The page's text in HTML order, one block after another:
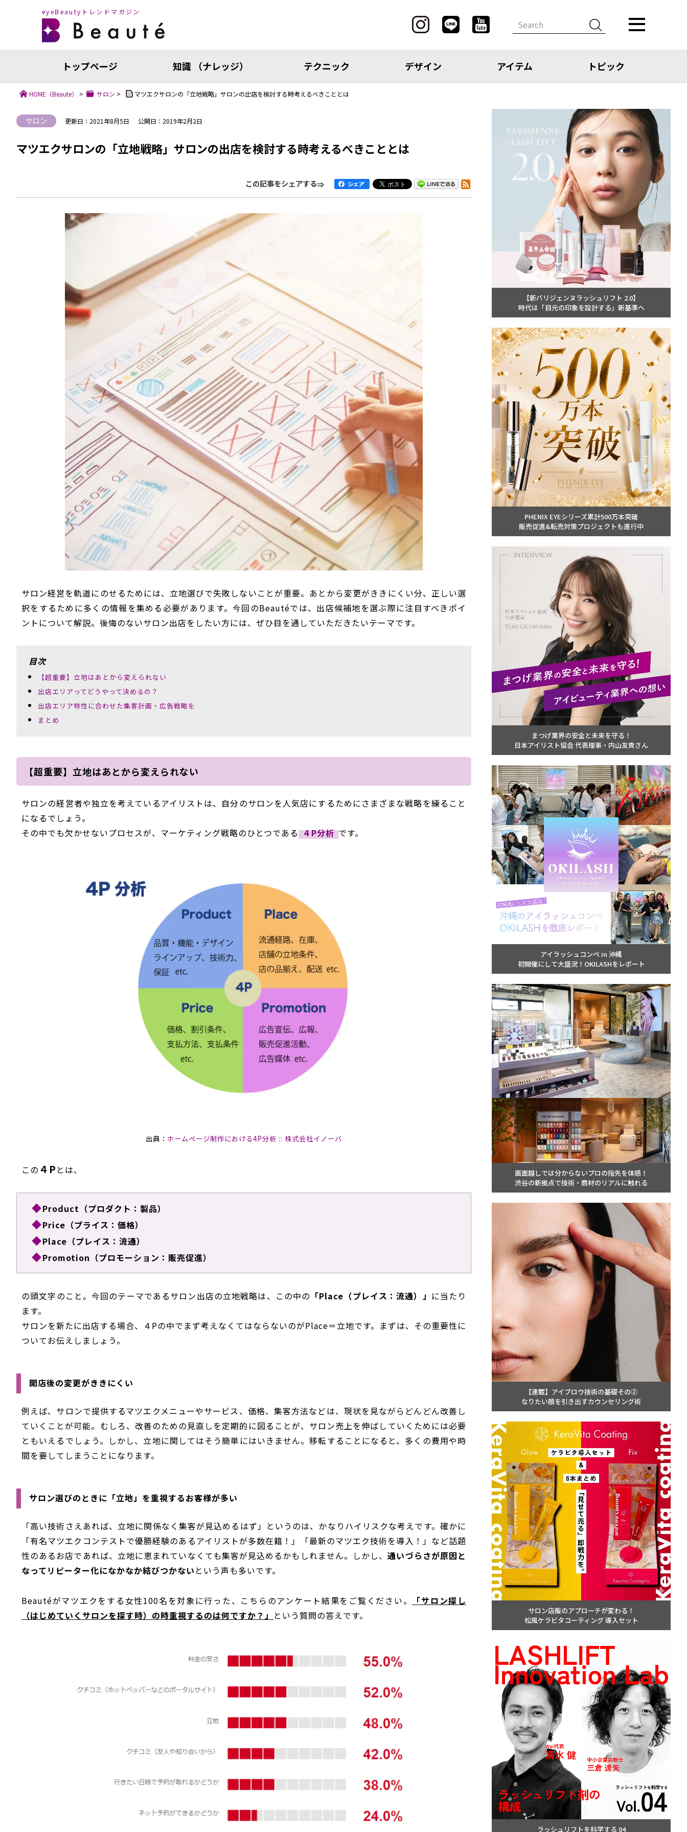
eyeBeautyトレンドマガジン
トップページ 知識 （ナレッジ） テクニック デザイン アイテム トピック
HOME （Beaute） > サロン > マツエクサロンの「立地戦略」サロンの出店を検討する時考えるべきこととは
サロン 更新日：2021年8月5日 公開日：2019年2月2日
マツエクサロンの「立地戦略」サロンの出店を検討する時考えるべきこととは
この記事をシェアする
サロン経営を軌道にのせるためには、立地選びで失敗しないことが重要。あとから変更がききにくい分、正しい選
択をするために多くの情報を集める必要があります。今回のBeautéでは、出店候補地を選ぶ際に注目すべきポイ
ントについて解説。後悔のないサロン出店をしたい方には、ぜひ目を通していただきたいテーマです。
目次
【超重要】立地はあとから変えられない
出店エリアってどうやって決めるの？
出店エリア特性に合わせた集客計画・広告戦略を
まとめ
【超重要】立地はあとから変えられない
サロンの経営者や独立を考えているアイリストは、自分のサロンを人気店にするためにさまざまな戦略を練ること
になるでしょう。
その中でも欠かせないプロセスが、マーケティング戦略のひとつである ４P分析 です。
出典： ホームページ制作における4P分析 :: 株式会社イノーバ
この ４P とは、
Product（プロダクト：製品）
Price（プライス：価格）
Place（プレイス：流通）
Promotion（プロモーション：販売促進）
の頭文字のこと。今回のテーマであるサロン出店の立地戦略は、この中の 「Place（プレイス：流通）」 に当たり
ます。
サロンを新たに出店する場合、４Pの中でまず考えなくてはならないのがPlace＝立地です。まずは、その重要性に
ついてお伝えしましょう。
開店後の変更がききにくい
例えば、サロンで提供するマツエクメニューやサービス、価格、集客方法などは、現状を見ながらどんどん改善し
ていくことが可能。むしろ、改善のための見直しを定期的に図ることが、サロン売上を伸ばしていくためには必要
ともいえるでしょう。しかし、立地に関してはそう簡単にはいきません。移転することになると、多くの費用や時
間を要してしまうことになります。
サロン選びのときに「立地」を重視するお客様が多い
「高い技術さえあれば、立地に関係なく集客が見込めるはず」というのは、かなりハイリスクな考えです。確かに
「有名マツエクコンテストで優勝経験のあるアイリストが多数在籍！」「最新のマツエク技術を導入！」など話題
性のあるお店であれば、立地に恵まれていなくても集客が見込めるかもしれません。しかし、通いづらさが原因と
なってリピーター化になかなか結びつかない という声も多いです。
Beautéがマツエクをする女性100名を対象に行った、こちらのアンケート結果をご覧ください。
「サロン探し
（はじめていくサロンを探す時）の時重視するのは何ですか？」 という質問の答えです。
【新パリジェンヌラッシュリフト 2.0】
時代は「目元の印象を設計する」新基準へ
PHENIX EYEシリーズ累計500万本突破
販売促進&転売対策プロジェクトも進行中
まつげ業界の安全と未来を守る！
日本アイリスト協会 代表理事・内山友貴さん
アイラッシュコンペ in 沖縄
初開催にして大盛況！OKILASHをレポート
画面越しでは分からないプロの指先を体感！
渋谷の新拠点で技術・商材のリアルに触れる
【連載】アイブロウ技術の基礎その②
なりたい顔を引き出すカウンセリング術
サロン店販のアプローチが変わる！
松風ケラビタコーティング 導入セット
ラッシュリフトを科学する 04